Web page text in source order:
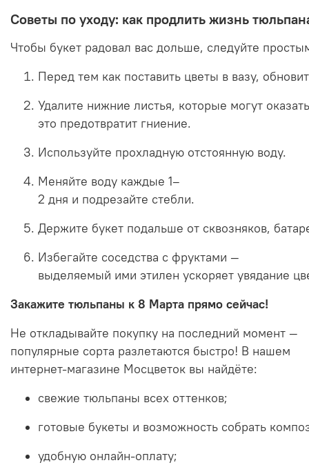
Советы по уходу: как продлить жизнь
Чтобы букет радовал вас дольше, следуйте
Перед тем как поставить цветы в вазу,
Удалите нижние листья, которые могут
это предотвратит гниение.
Используйте прохладную отстоянную воду.
Меняйте воду каждые 1–
2 дня и подрезайте стебли.
Держите букет подальше от сквозняков,
Избегайте соседства с фруктами —
выделяемый ими этилен ускоряет увядание
Закажите тюльпаны к 8 Марта прямо сейчас!
Не откладывайте покупку на последний момент —
популярные сорта разлетаются быстро! В нашем
интернет-магазине Мосцветок вы найдёте:
свежие тюльпаны всех оттенков;
готовые букеты и возможность собрать
удобную онлайн‑оплату;